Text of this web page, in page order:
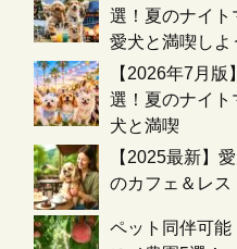
選！夏のナイト
愛犬と満喫しよ
【2026年7月
選！夏のナイト
犬と満喫
【2025最新】
のカフェ＆レス
ペット同伴可能